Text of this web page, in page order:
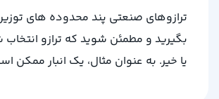
ترازوهای صنعتی پند محدوده های
بگیرید و مطمئن شوید که ترازو انتخاب
یا خیر. به عنوان مثال، یک انبار